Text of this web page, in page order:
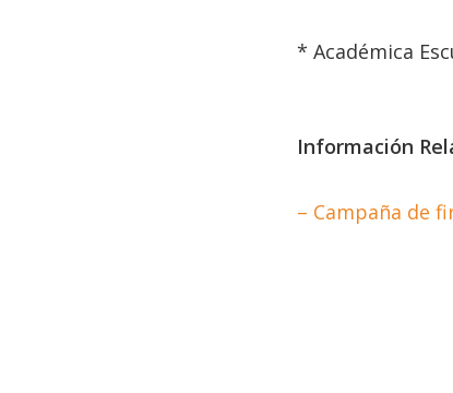
* Académica
Información
– Campaña de